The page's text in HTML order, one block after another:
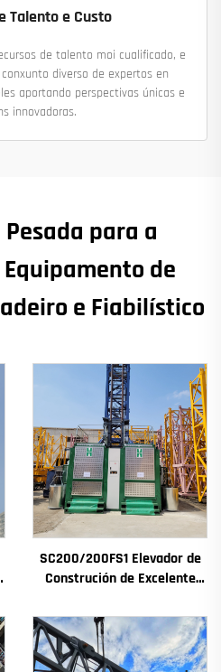
Talento e Custo
de talento moi cualificado, e
diverso de expertos en
aportando perspectivas únicas e
innovadoras.
para a
de
e Fiabilístico
SC200/200FS1 Elevador de
Construción de Excelente
de Edificios e Pozo de
Ascensor para Alxeria